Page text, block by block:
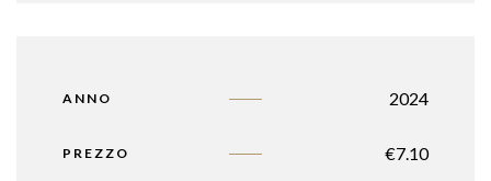
ANNO 2024
PREZZO €7.10